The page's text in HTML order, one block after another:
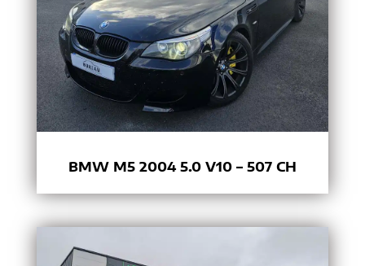
BMW M5 2004 5.0 V10 – 507 CH